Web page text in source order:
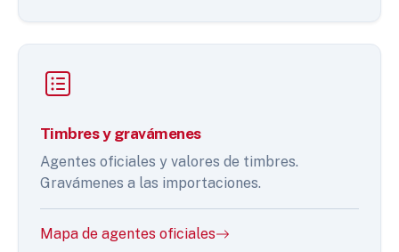
Timbres y gravámenes
Agentes oficiales y valores de timbres.
Gravámenes a las importaciones.
Mapa de agentes oficiales